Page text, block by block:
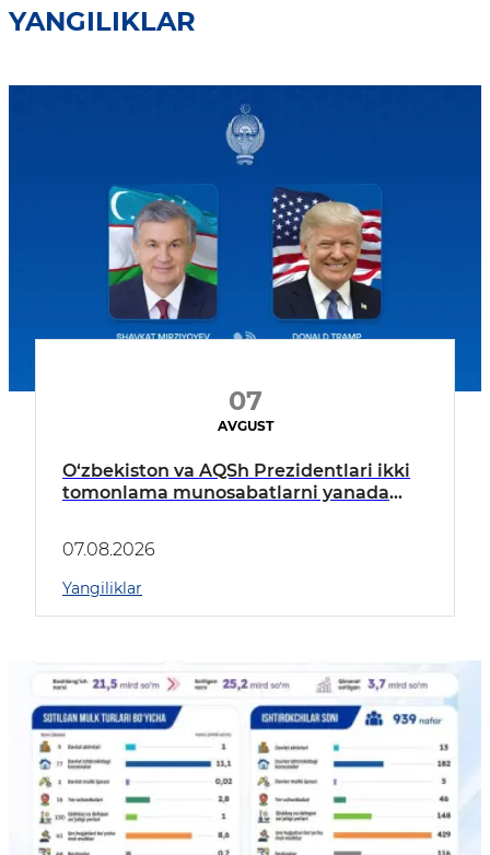
YANGILIKLAR
07
AVGUST
O‘zbekiston va AQSh Prezidentlari ikki
tomonlama munosabatlarni yanada
07.08.2026
Yangiliklar